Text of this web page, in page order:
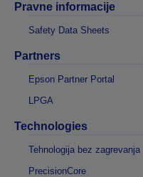
Pravne informacije
Safety Data Sheets
Partners
Epson Partner Portal
LPGA
Technologies
Tehnologija bez zagrevanja
PrecisionCore